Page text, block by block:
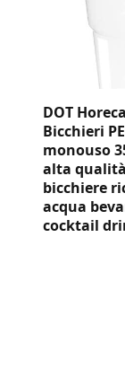
DOT
Bicchieri
monouso
alta
bicchiere
acqua
cocktail